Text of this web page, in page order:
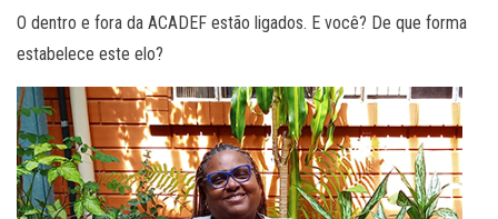
O dentro e fora da ACADEF estão ligados. E você? De que forma
estabelece este elo?